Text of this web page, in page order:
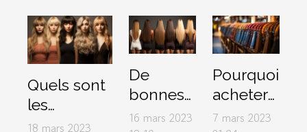
Quels sont
les
accessoires
18 mars 2023
De
bonnes
raisons
16 mars 2023
Pourquoi
acheter
des
7 mars 2023